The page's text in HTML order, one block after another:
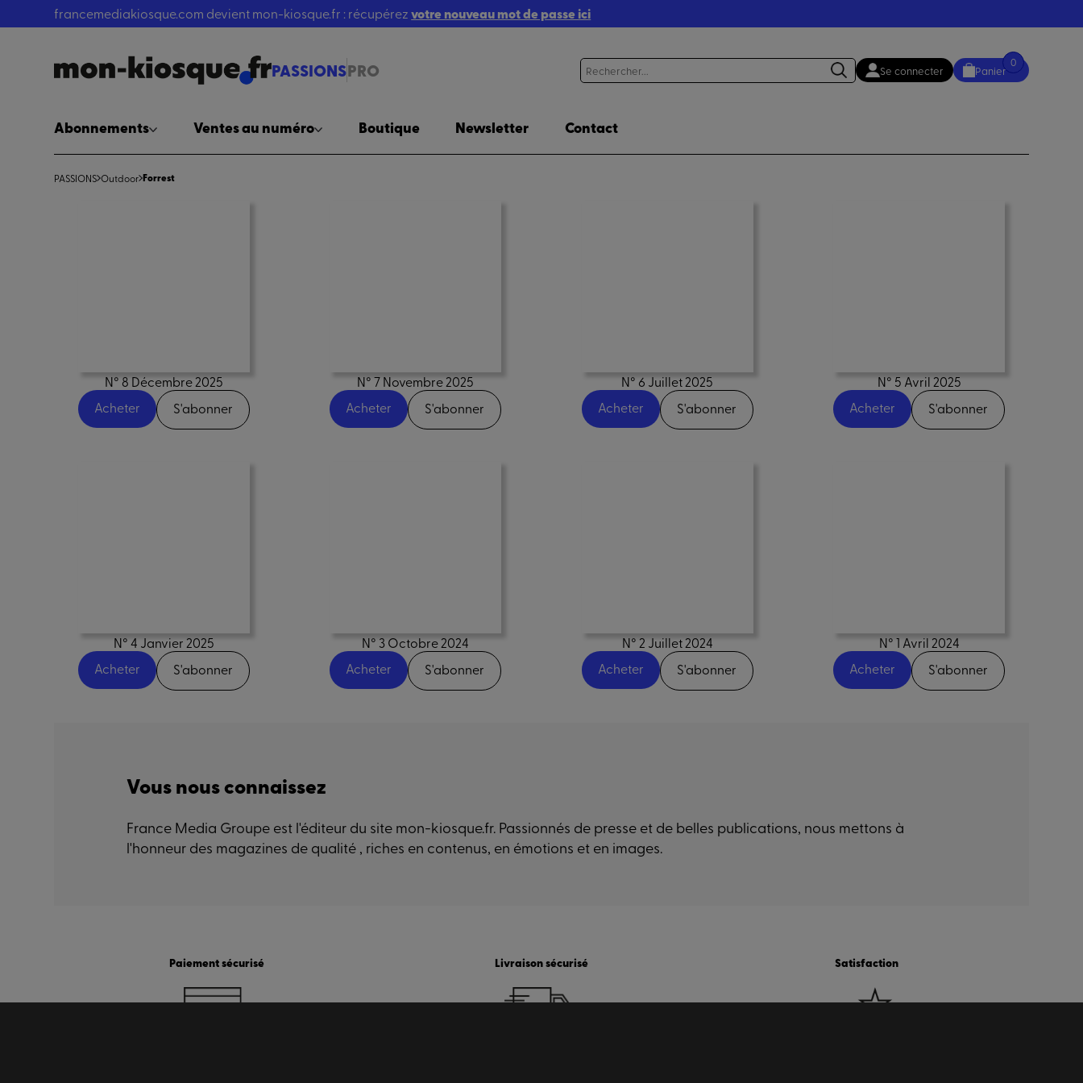
francemediakiosque.com devient mon-kiosque.fr : récupérezvotre nouveau mot de passe ici
PASSIONSPRO Se connecter Panier
0
Abonnements Ventes au numéro Boutique Newsletter Contact
PASSIONS Outdoor Forrest
N° 8 Décembre 2025
Acheter
S'abonner
N° 7 Novembre 2025
Acheter
S'abonner
N° 6 Juillet 2025
Acheter
S'abonner
N° 5 Avril 2025
Acheter
S'abonner
N° 4 Janvier 2025
Acheter
S'abonner
N° 3 Octobre 2024
Acheter
S'abonner
N° 2 Juillet 2024
Acheter
S'abonner
N° 1 Avril 2024
Acheter
S'abonner
Vous nous connaissez
France Media Groupe est l'éditeur du site mon-kiosque.fr. Passionnés de presse et de belles publications, nous mettons à
l'honneur des magazines de qualité , riches en contenus, en émotions et en images.
Paiement sécurisé Livraison sécurisé Satisfaction